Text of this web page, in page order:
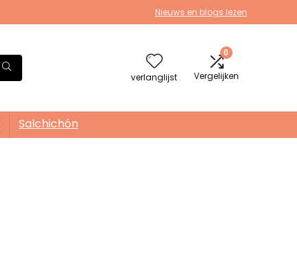
Nieuws en blogs lezen
verlanglijst
0
Vergelijken
Salchichón